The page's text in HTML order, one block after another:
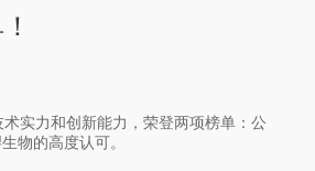
实力和创新能力，荣登两项榜单：公
物的高度认可。